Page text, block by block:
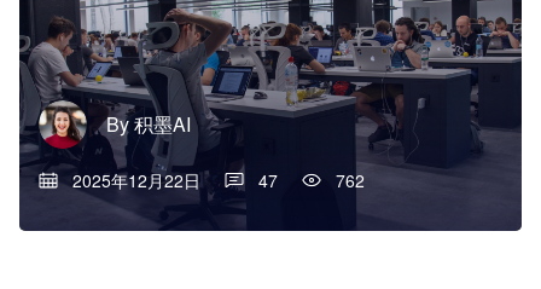
By积墨AI
2025年12月22日 47 762